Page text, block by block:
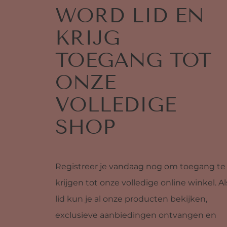
WORD LID EN
KRIJG
TOEGANG TOT
ONZE
VOLLEDIGE
SHOP
Registreer je vandaag nog om toegang te
krijgen tot onze volledige online winkel.
lid kun je al onze producten bekijken,
exclusieve aanbiedingen ontvangen en